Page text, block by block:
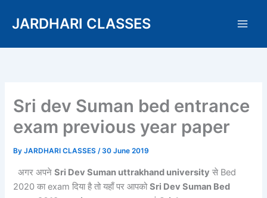
JARDHARI CLASSES
Sri dev Suman bed entrance
exam previous year paper
ByJARDHARI CLASSES/30 June 2019
अगर अपनेSri Dev Suman uttrakhand university से Bed
2020 का exam दिया है तो यहाँ पर आपकोSri Dev Suman Bed